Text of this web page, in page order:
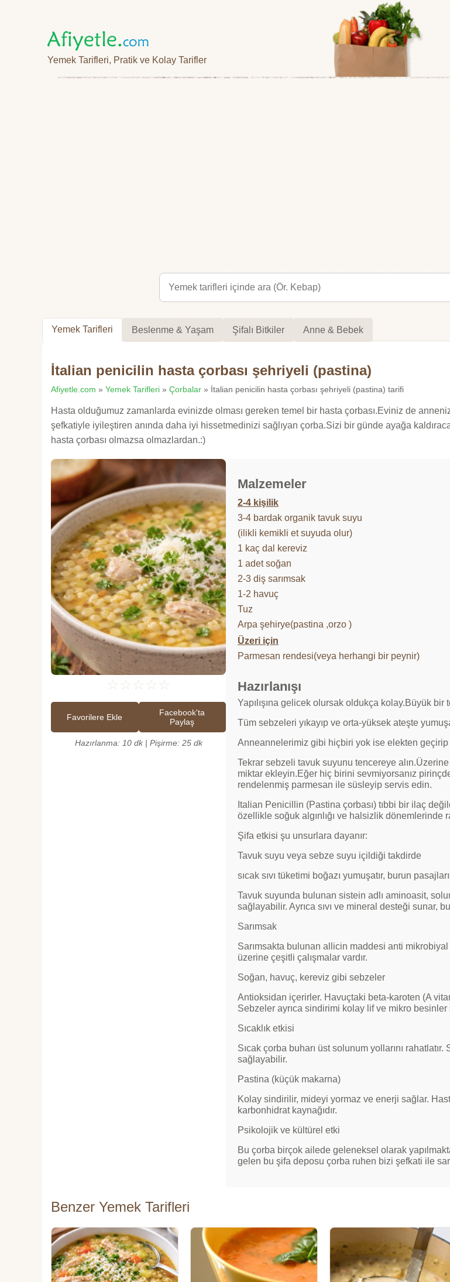
Yemek Tarifleri, Pratik ve Kolay Tarifler
Yemek Tarifleri Beslenme & Yaşam Şifalı Bitkiler Anne & Bebek
İtalian penicilin hasta çorbası şehriyeli (pastina)
Afiyetle.com » Yemek Tarifleri » Çorbalar » İtalian penicilin hasta çorbası şehriyeli (pastina) tarifi
Hasta olduğumuz zamanlarda evinizde olması gereken temel bir hasta çorbası.Eviniz de
şefkatiyle iyileştiren anında daha iyi hissetmedinizi sağlıyan çorba.Sizi bir günde ayağa
hasta çorbası olmazsa olmazlardan.:)
☆ ☆ ☆ ☆ ☆
Favorilere Ekle
Facebook'ta
Paylaş
Hazırlanma: 10 dk | Pişirme: 25 dk
Malzemeler
2-4 kişilik
3-4 bardak organik tavuk suyu
(ilikli kemikli et suyuda olur)
1 kaç dal kereviz
1 adet soğan
2-3 diş sarımsak
1-2 havuç
Tuz
Arpa şehirye(pastina ,orzo )
Üzeri için
Parmesan rendesi(veya herhangi bir peynir)
Hazırlanışı
Yapılışına gelicek olursak oldukça kolay.Büyük
Tüm sebzeleri yıkayıp ve orta-yüksek ateşte
Anneannelerimiz gibi hiçbiri yok ise elekten geçirip
Tekrar sebzeli tavuk suyunu tencereye
miktar ekleyin.Eğer hiç birini sevmiyorsanız
rendelenmiş parmesan ile süsleyip servis edin.
Italian Penicillin (Pastina çorbası) tıbbi bir ilaç
özellikle soğuk algınlığı ve halsizlik dönemlerinde
Şifa etkisi şu unsurlara dayanır:
Tavuk suyu veya sebze suyu içildiği takdirde
sıcak sıvı tüketimi boğazı yumuşatır, burun
Tavuk suyunda bulunan sistein adlı aminoasit,
sağlayabilir. Ayrıca sıvı ve mineral desteği sunar,
Sarımsak
Sarımsakta bulunan allicin maddesi anti
üzerine çeşitli çalışmalar vardır.
Soğan, havuç, kereviz gibi sebzeler
Antioksidan içerirler. Havuçtaki beta-karoten (A
Sebzeler ayrıca sindirimi kolay lif ve mikro besinler
Sıcaklık etkisi
Sıcak çorba buharı üst solunum yollarını
sağlayabilir.
Pastina (küçük makarna)
Kolay sindirilir, mideyi yormaz ve enerji sağlar.
karbonhidrat kaynağıdır.
Psikolojik ve kültürel etki
Bu çorba birçok ailede geleneksel olarak
gelen bu şifa deposu çorba ruhen bizi şefkati ile
Benzer Yemek Tarifleri